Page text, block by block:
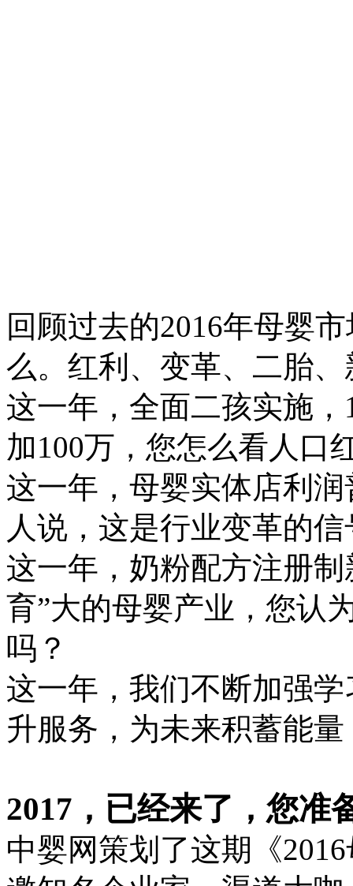
回顾过去的2016年母婴
么。红利、变革、二胎
这一年，全面二孩实施
加100万，您怎么看人口
这一年，母婴实体店利
人说，这是行业变革的
这一年，奶粉配方注册
育”大的母婴产业，您认
吗？
这一年，我们不断加强
升服务，为未来积蓄能
2017，已经来了，您准
中婴网策划了这期《